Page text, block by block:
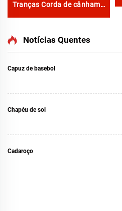
Tranças Corda de cânhamo
Corda Redonda
Notícias Quentes
Capuz de basebol
Chapéu de sol
Cadaroço